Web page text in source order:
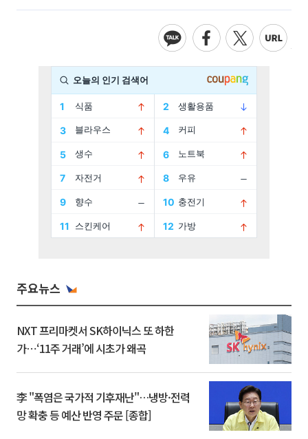
주요뉴스
NXT 프리마켓서 SK하이닉스 또 하한
가⋯‘11주 거래’에 시초가 왜곡
李 "폭염은 국가적 기후재난"…냉방·전력
망 확충 등 예산 반영 주문 [종합]